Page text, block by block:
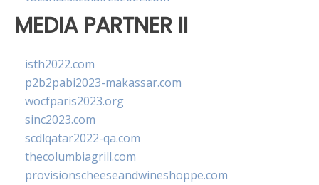
MEDIA PARTNER II
isth2022.com
p2b2pabi2023-makassar.com
wocfparis2023.org
sinc2023.com
scdlqatar2022-qa.com
thecolumbiagrill.com
provisionscheeseandwineshoppe.com